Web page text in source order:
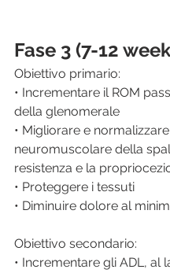
Fase 3 (7-12
Obiettivo primario:
• Incrementare il ROM
della glenomerale
• Migliorare e
neuromuscolare della
resistenza e la
• Proteggere i tessuti
• Diminuire dolore al
Obiettivo secondario:
• Incrementare gli ADL, al